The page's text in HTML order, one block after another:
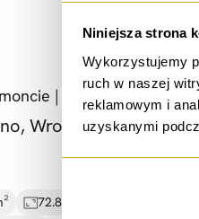
Niniejsza strona
Wykorzystujemy
ruch w naszej
reklamowym i
uzyskanymi
| 8 m2 | Sępolno
Wrocław
72.80 m²